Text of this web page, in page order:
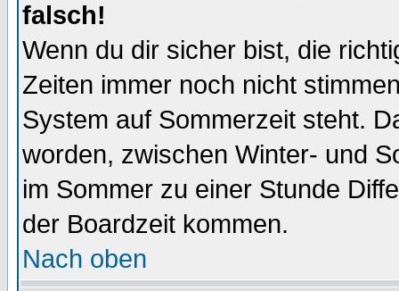
falsch!
Wenn du dir sicher bist, die
Zeiten immer noch nicht
System auf Sommerzeit steht.
worden, zwischen Winter- und
im Sommer zu einer Stunde
der Boardzeit kommen.
Nach oben